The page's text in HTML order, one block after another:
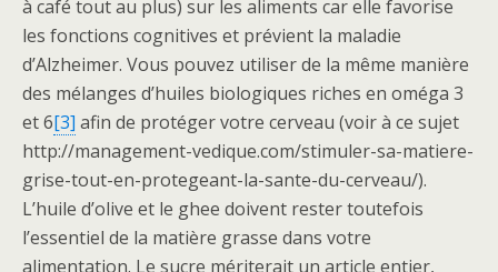
à café tout au plus) sur les aliments car elle favorise
les fonctions cognitives et prévient la maladie
d’Alzheimer. Vous pouvez utiliser de la même manière
des mélanges d’huiles biologiques riches en oméga 3
et 6[3] afin de protéger votre cerveau (voir à ce sujet
http://management-vedique.com/stimuler-sa-matiere-
grise-tout-en-protegeant-la-sante-du-cerveau/).
L’huile d’olive et le ghee doivent rester toutefois
l’essentiel de la matière grasse dans votre
alimentation. Le sucre mériterait un article entier,